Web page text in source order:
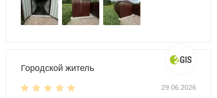
Городской житель
29.06.2026